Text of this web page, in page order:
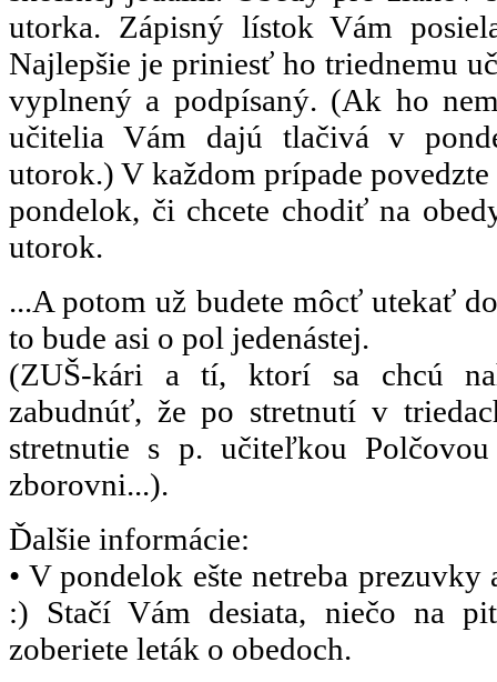
utorka. Zápisný lístok Vám
Najlepšie je priniesť ho triednemu
vyplnený a podpísaný. (Ak ho
učitelia Vám dajú tlačivá v
utorok.) V každom prípade
pondelok, či chcete chodiť na
utorok.
...A potom už budete môcť utekať
to bude asi o pol jedenástej.
(ZUŠ-kári a tí, ktorí sa chcú
zabudnúť, že po stretnutí v
stretnutie s p. učiteľkou
zborovni...).
Ďalšie informácie:
• V pondelok ešte netreba
:) Stačí Vám desiata, niečo na
zoberiete leták o obedoch.